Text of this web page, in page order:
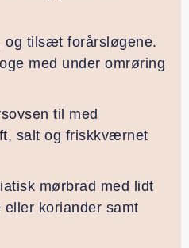
og tilsæt forårsløgene.
med under omrøring
til med
salt og friskkværnet
mørbrad med lidt
koriander samt